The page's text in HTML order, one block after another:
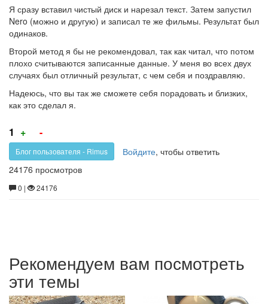
Я сразу вставил чистый диск и нарезал текст. Затем запустил
Nero (можно и другую) и записал те же фильмы. Результат был
одинаков.
Второй метод я бы не рекомендовал, так как читал, что потом
плохо считываются записанные данные. У меня во всех двух
случаях был отличный результат, с чем себя и поздравляю.
Надеюсь, что вы так же сможете себя порадовать и близких,
как это сделал я.
1 +
за!
-
против!
Блог пользователя - Rimus Войдите, чтобы ответить
24176 просмотров
0 | 24176
Рекомендуем вам посмотреть
эти темы